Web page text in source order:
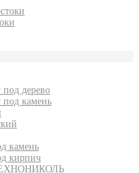
дерево
камень
камень
кирпич